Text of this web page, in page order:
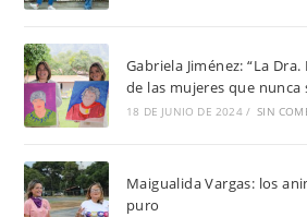
Gabriela Jiménez: “La
de las mujeres que nunca
18 DE JUNIO DE 2024 / SIN
Maigualida Vargas: los
puro